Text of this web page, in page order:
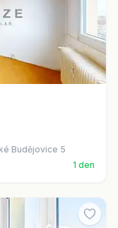
Budějovice 5
1 den